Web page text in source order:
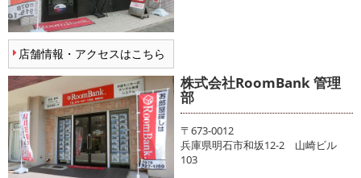
店舗情報・アクセスはこちら
株式会社RoomBank 管理
部
〒673-0012
兵庫県明石市和坂12-2 山崎ビル
103